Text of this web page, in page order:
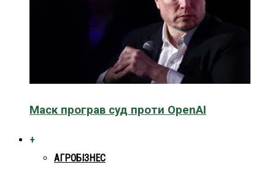
Маск програв суд проти OpenAI
+
АГРОБІЗНЕС